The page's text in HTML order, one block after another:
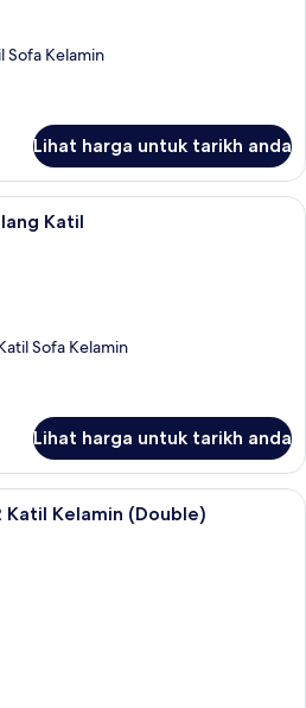
Sofa Kelamin
Lihat harga untuk tarikh anda
Basic Double Room, Berbilang Katil
Katil
Sofa Kelamin
Lihat harga untuk tarikh anda
Standard Double Room, 2 Katil
Katil Kelamin (Double)